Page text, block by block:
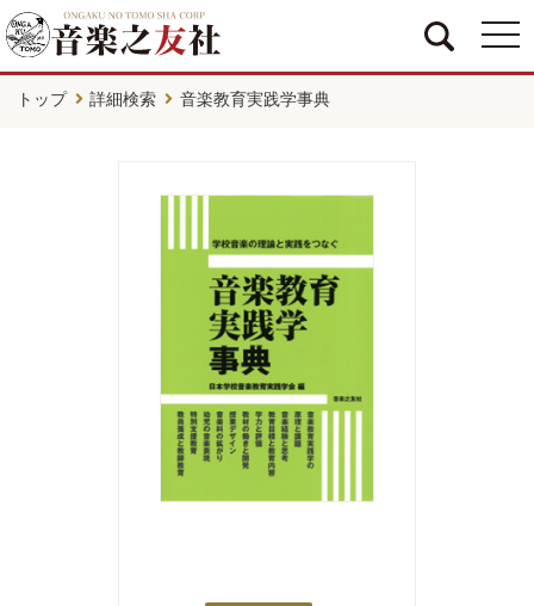
トップ 詳細検索 音楽教育実践学事典